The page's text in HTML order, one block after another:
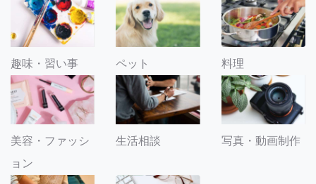
趣味・習い事 ペット 料理
美容・ファッシ
ョン
生活相談 写真・動画制作